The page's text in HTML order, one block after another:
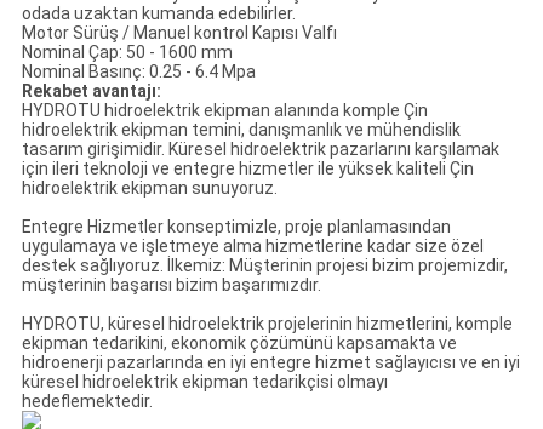
odada uzaktan kumanda edebilirler.
Motor Sürüş / Manuel kontrol Kapısı Valfı
Nominal Çap: 50 - 1600 mm
Nominal Basınç: 0.25 - 6.4 Mpa
Rekabet avantajı:
HYDROTU hidroelektrik ekipman alanında komple Çin
hidroelektrik ekipman temini, danışmanlık ve mühendislik
tasarım girişimidir. Küresel hidroelektrik pazarlarını karşılamak
için ileri teknoloji ve entegre hizmetler ile yüksek kaliteli Çin
hidroelektrik ekipman sunuyoruz.
Entegre Hizmetler konseptimizle, proje planlamasından
uygulamaya ve işletmeye alma hizmetlerine kadar size özel
destek sağlıyoruz.
İlkemiz: Müşterinin projesi bizim projemizdir,
müşterinin başarısı bizim başarımızdır.
HYDROTU, küresel hidroelektrik projelerinin hizmetlerini, komple
ekipman tedarikini, ekonomik çözümünü kapsamakta ve
hidroenerji pazarlarında en iyi entegre hizmet sağlayıcısı ve en iyi
küresel hidroelektrik ekipman tedarikçisi olmayı
hedeflemektedir.